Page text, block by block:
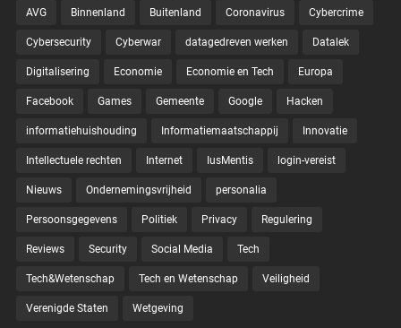
AVG Binnenland Buitenland Coronavirus Cybercrime
Cybersecurity Cyberwar datagedreven werken Datalek
Digitalisering Economie Economie en Tech Europa
Facebook Games Gemeente Google Hacken
informatiehuishouding Informatiemaatschappij Innovatie
Intellectuele rechten Internet IusMentis login-vereist
Nieuws Ondernemingsvrijheid personalia
Persoonsgegevens Politiek Privacy Regulering
Reviews Security Social Media Tech
Tech&Wetenschap Tech en Wetenschap Veiligheid
Verenigde Staten Wetgeving